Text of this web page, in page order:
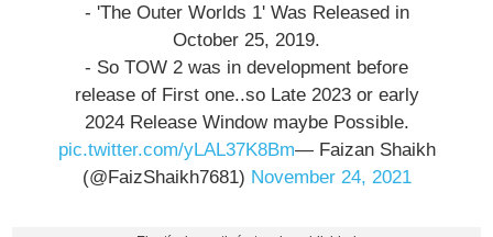
- 'The Outer Worlds 1' Was Released in
October 25, 2019.
- So TOW 2 was in development before
release of First one..so Late 2023 or early
2024 Release Window maybe Possible.
pic.twitter.com/yLAL37K8Bm— Faizan Shaikh
(@FaizShaikh7681) November 24, 2021